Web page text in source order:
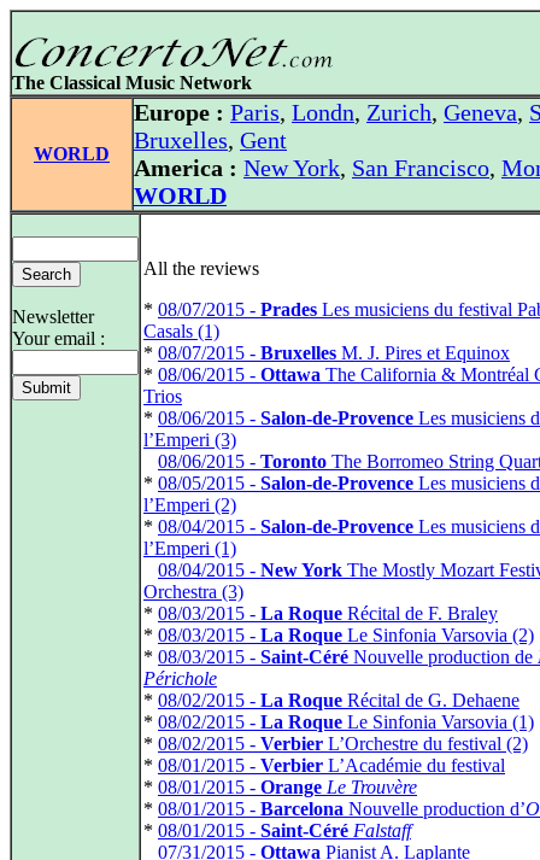
The Classical Music Network
WORLD
Europe : Paris, Londn, Zurich, Geneva,
Bruxelles, Gent
America : New York, San Francisco,
WORLD
Newsletter
Your email :
All the reviews
* 08/07/2015 - Prades Les musiciens du festival
Casals (1)
* 08/07/2015 - Bruxelles M. J. Pires et Equinox
* 08/06/2015 - Ottawa The California & Montréal
Trios
* 08/06/2015 - Salon-de-Provence Les musiciens
l’Emperi (3)
08/06/2015 - Toronto The Borromeo String
* 08/05/2015 - Salon-de-Provence Les musiciens
l’Emperi (2)
* 08/04/2015 - Salon-de-Provence Les musiciens
l’Emperi (1)
08/04/2015 - New York The Mostly Mozart
Orchestra (3)
* 08/03/2015 - La Roque Récital de F. Braley
* 08/03/2015 - La Roque Le Sinfonia Varsovia (2)
* 08/03/2015 - Saint-Céré Nouvelle production de
Périchole
* 08/02/2015 - La Roque Récital de G. Dehaene
* 08/02/2015 - La Roque Le Sinfonia Varsovia (1)
* 08/02/2015 - Verbier L’Orchestre du festival (2)
* 08/01/2015 - Verbier L’Académie du festival
* 08/01/2015 - Orange Le Trouvère
* 08/01/2015 - Barcelona Nouvelle production d’
* 08/01/2015 - Saint-Céré Falstaff
07/31/2015 - Ottawa Pianist A. Laplante